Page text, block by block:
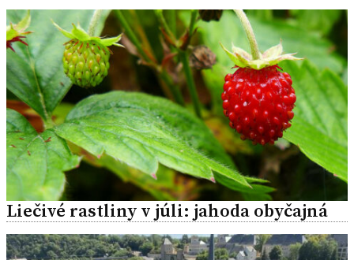
Liečivé rastliny v júli: jahoda obyčajná